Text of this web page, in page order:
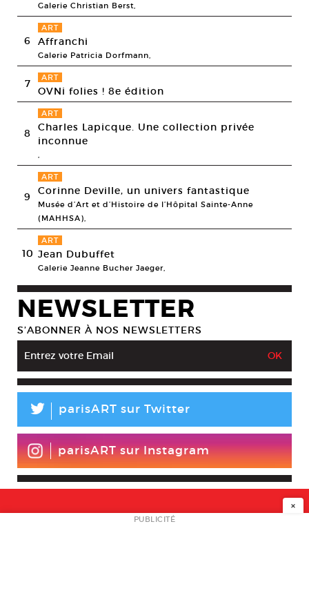
Galerie Christian Berst,
6
ART
Affranchi
Galerie Patricia Dorfmann,
7 ART
OVNi folies ! 8e édition
8
ART
Charles Lapicque. Une collection privée
inconnue
,
9
ART
Corinne Deville, un univers fantastique
Musée d’Art et d’Histoire de l’Hôpital Sainte-Anne
(MAHHSA),
10
ART
Jean Dubuffet
Galerie Jeanne Bucher Jaeger,
NEWSLETTER
S’ABONNER À NOS NEWSLETTERS
L parisART sur Twitter
parisART sur Instagram
NEWSLETTER
×
PUBLICITÉ